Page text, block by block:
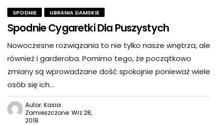
SPODNIE UBRANIA DAMSKIE
Spodnie Cygaretki Dla Puszystych
Nowoczesne rozwiązania to nie tylko nasze wnętrza, ale
również i garderoba. Pomimo tego, że początkowo
zmiany są wprowadzane dość spokojnie ponieważ wiele
osób się ich…
Autor: Kasia
Zamieszczone: Wrz 28,
2018